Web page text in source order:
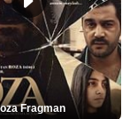
Fragman